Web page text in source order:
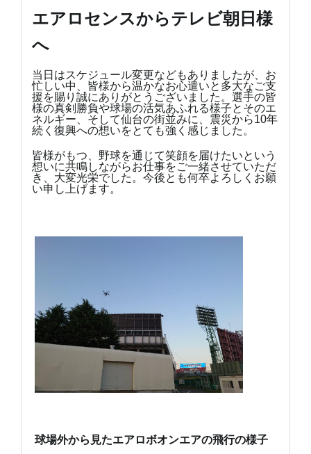
エアロセンスからテレビ朝日様
へ
当日はスケジュール変更などもありましたが、お
忙しい中、皆様から温かなお心遣いと多大なご支
援を賜り誠にありがとうございました。選手の皆
様の真剣勝負や球場の活気あふれる様子とそのエ
ネルギー、そして仙台の街並みに、震災から10年
続く復興への想いをとても強く感じました。
皆様がもつ、野球を通じて笑顔を届けたいという
想いに共鳴しながらお仕事をご一緒させていただ
き、大変光栄でした。今後とも何卒よろしくお願
い申し上げます。
球場外から見たエアロボオンエアの飛行の様子